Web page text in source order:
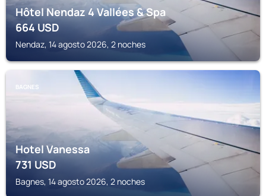
Hôtel Nendaz 4 Vallées & Spa
664USD
Nendaz, 14 agosto 2026, 2 noches
BAGNES
Hotel Vanessa
731USD
Bagnes, 14 agosto 2026, 2 noches